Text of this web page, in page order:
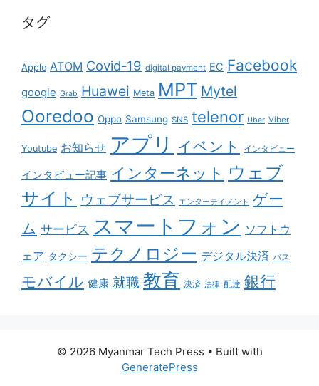
タグ
Apple ATOM Covid-19 digital payment EC Facebook
google Grab Huawei Meta MPT Mytel
Ooredoo Oppo Samsung SNS telenor Uber Viber
Youtube お知らせ アプリ イベント インタビュー
インタビュー記事 インターネット ウェブ
サイト ウェブサービス エンターテイメント ゲー
ム サービス スマートフォン ソフトウ
ェア タクシー テクノロジー デジタル決済 バス
モバイル 健康 就職 教育 決済 法律 配達 銀行
© 2026 Myanmar Tech Press • Built with
GeneratePress